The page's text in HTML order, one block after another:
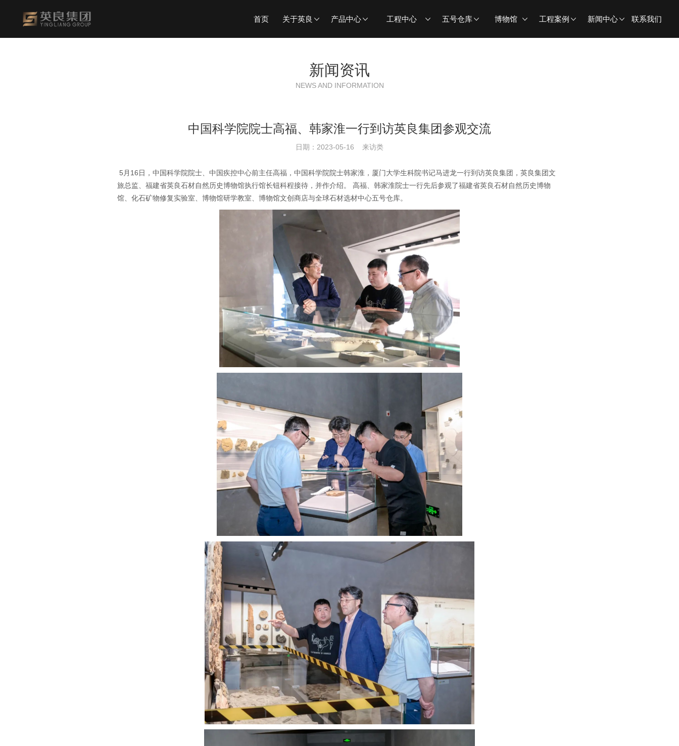
首页 关于英良 产品中心 工程中心 五号仓库 博物馆 工程案例 新闻中心 联系我们
新闻资讯
NEWS AND INFORMATION
中国科学院院士高福、韩家淮一行到访英良集团参观交流
日期：2023-05-16 来访类
5月16日，中国科学院院士、中国疾控中心前主任高福，中国科学院院士韩家淮，厦门大学生科院书记马进龙一行到访英良集团，英良集团文
旅总监、福建省英良石材自然历史博物馆执行馆长钮科程接待，并作介绍。 高福、韩家淮院士一行先后参观了福建省英良石材自然历史博物
馆、化石矿物修复实验室、博物馆研学教室、博物馆文创商店与全球石材选材中心五号仓库。